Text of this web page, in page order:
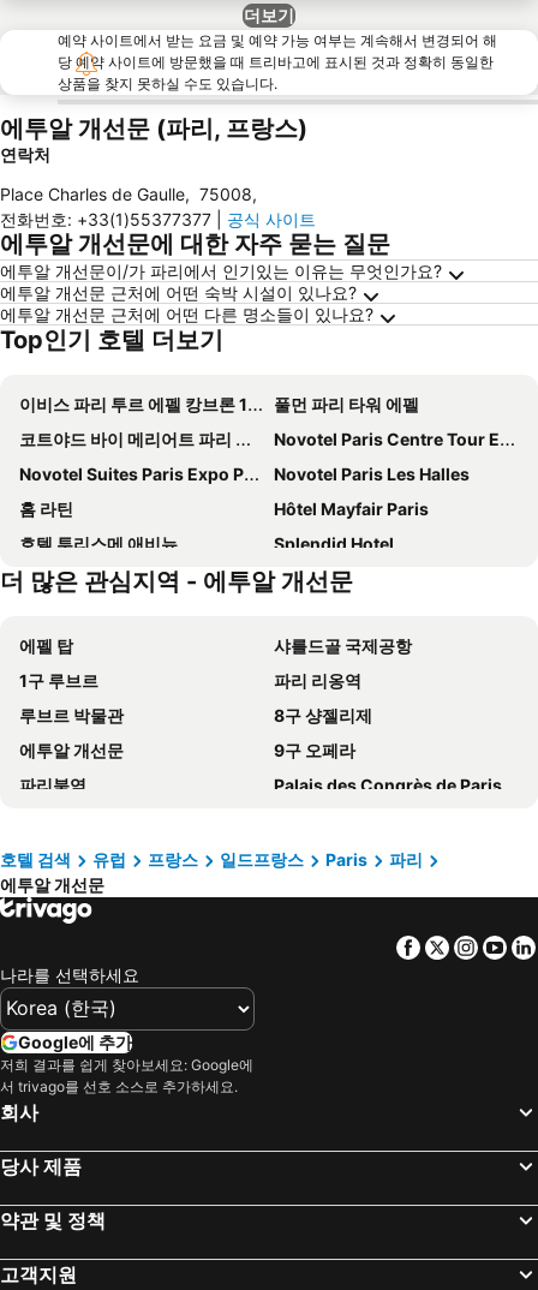
더보기
예약 사이트에서 받는 요금 및 예약 가능 여부는 계속해서 변경되어 해
당 예약 사이트에 방문했을 때 트리바고에 표시된 것과 정확히 동일한
상품을 찾지 못하실 수도 있습니다.
에투알 개선문 (파리, 프랑스)
연락처
Place Charles de Gaulle, 75008,
전화번호: +33(1)55377377 공식 사이트
에투알 개선문에 대한 자주 묻는 질문
에투알 개선문이/가 파리에서 인기있는 이유는 무엇인가요?
에투알 개선문 근처에 어떤 숙박 시설이 있나요?
에투알 개선문 근처에 어떤 다른 명소들이 있나요?
Top인기 호텔 더보기
이비스 파리 투르 에펠 캉브론 15엠므
풀먼 파리 타워 에펠
코트야드 바이 메리어트 파리 가르 드 리옹
Novotel Paris Centre Tour Eiffel
Novotel Suites Paris Expo Porte de Versailles
Novotel Paris Les Halles
홈 라틴
Hôtel Mayfair Paris
호텔 투리스메 애비뉴
Splendid Hotel
Auteuil Tour Eiffel
Princesse Caroline
오텔 라 콩테스
Mercure Paris Montparnasse Pasteur
Hotel Montparnasse Alesia
팀호텔 오페라 마들렌
드로잉 호텔
호텔 바캉스 블루 프로방스 오페라
노보텔 파리 샹트르 갸르 몽파르나스
St Christopher's Inn Paris - Gare du Nord
Eklo Paris Expo Porte de Versailles
Hotel Eden
Hotel Berne Opera
베스트 웨스턴 호텔 론세레이 오페라
호텔 이타츠-우니스 오페라
호텔 페르텔 에투알
호텔 엘리사 룩셈부르크
아발론 호텔 파리 가르 뒤 노르
파리 프랑스
Hôtel Mistral
Hôtel Londres et New York - Teritoria
Le Parisis Paris Tour Eiffel
호텔 프랑스 루브르
호텔 펠리시엥 바이 엘레강시아
메종 알바 오텔 파리 샹젤리제
더 많은 관심지역 - 에투알 개선문
에펠 탑
샤를드골 국제공항
1구 루브르
파리 리옹역
루브르 박물관
8구 샹젤리제
에투알 개선문
9구 오페라
파리북역
Palais des Congrès de Paris
St Lazare Train station
6th district Luxembourg
2nd district la Bourse
몽파르나스 기차역
Réaumur - Sébastopol Metro Station
Gare de Neuilly - Porte Maillot Metro Station
7th district Palais Bourbon
Paris Expo Porte de Versailles
Gare de Marne-la-Vallée Chessy
Le Bristol
Les Halles
Cité Metro Station
Gare de l'Est
호텔 검색 유럽 프랑스 일드프랑스 Paris
파리
에투알 개선문
Facebook
Twitter
나라를 선택하세요
Google에 추가
저희 결과를 쉽게 찾아보세요: Google에
서 trivago를 선호 소스로 추가하세요.
회사
당사 제품
약관 및 정책
고객지원